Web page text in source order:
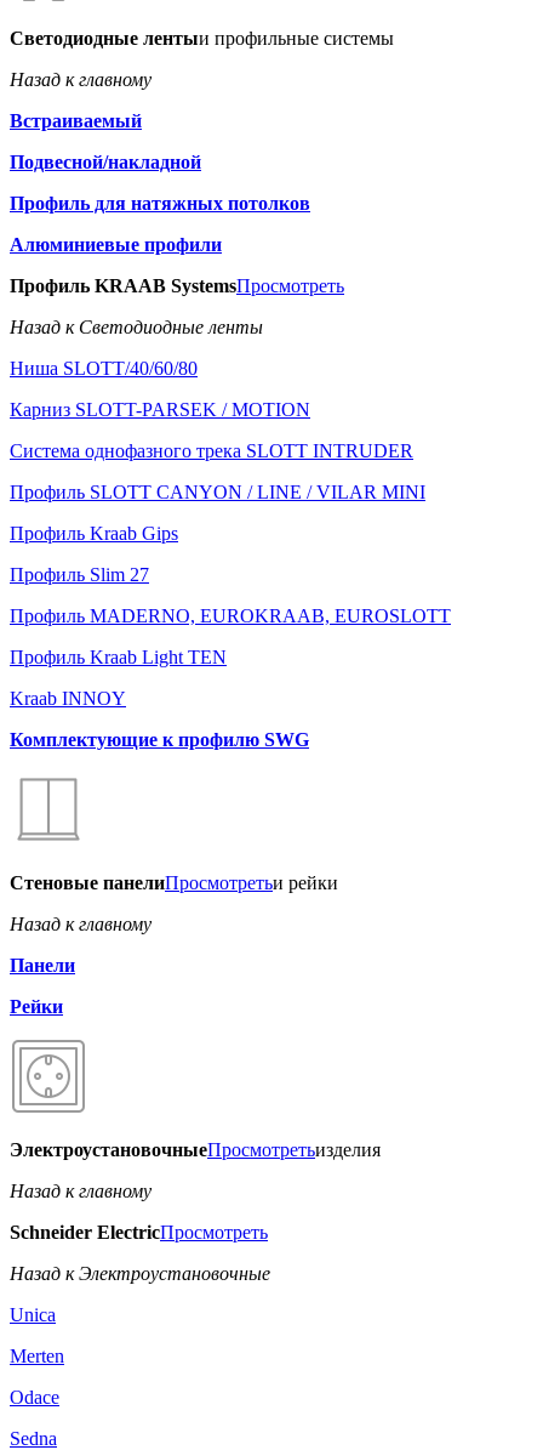
Светодиодные лентыи профильные системы
Назад к главному
Встраиваемый
Подвесной/накладной
Профиль для натяжных потолков
Алюминиевые профили
Профиль KRAAB SystemsПросмотреть
Назад к Светодиодные ленты
Ниша SLOTT/40/60/80
Карниз SLOTT-PARSEK / MOTION
Система однофазного трека SLOTT INTRUDER
Профиль SLOTT CANYON / LINE / VILAR MINI
Профиль Kraab Gips
Профиль Slim 27
Профиль MADERNO, EUROKRAAB, EUROSLOTT
Профиль Kraab Light TEN
Kraab INNOY
Комплектующие к профилю SWG
Стеновые панелиПросмотретьи рейки
Назад к главному
Панели
Рейки
ЭлектроустановочныеПросмотретьизделия
Назад к главному
Schneider ElectricПросмотреть
Назад к Электроустановочные
Unica
Merten
Odace
Sedna